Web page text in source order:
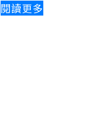
閱讀更多